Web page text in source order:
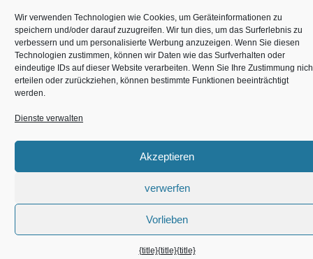
Wir verwenden Technologien wie Cookies, um Geräteinformationen zu
speichern und/oder darauf zuzugreifen. Wir tun dies, um das Surferlebnis zu
verbessern und um personalisierte Werbung anzuzeigen. Wenn Sie diesen
Technologien zustimmen, können wir Daten wie das Surfverhalten oder
eindeutige IDs auf dieser Website verarbeiten. Wenn Sie Ihre Zustimmung
erteilen oder zurückziehen, können bestimmte Funktionen beeinträchtigt
werden.
Dienste verwalten
Akzeptieren
verwerfen
Vorlieben
{title}{title}{title}
projektsteuerung
?. Gratis opgavestyring til rengørings virksomheder